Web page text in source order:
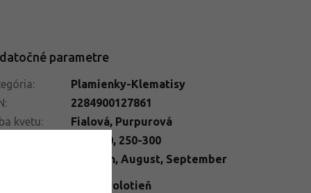
parametre
:
Plamienky-Klematisy
:
2284900127861
kvetu: Fialová, Purpurová
200-250, 250-300
Jún, August, September
Polotieň